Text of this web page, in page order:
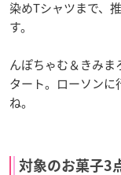
染めTシャツまで、
す。
んぽちゃむ＆きみま
タート。ローソン
ね。
対象のお菓子3